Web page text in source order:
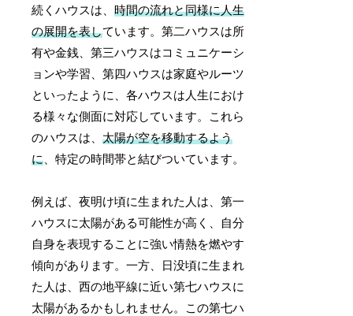
続くハウスは、時間の流れと同様に人生
の展開を表しています。第二ハウスは所
有や金銭、第三ハウスはコミュニケーシ
ョンや学習、第四ハウスは家庭やルーツ
といったように、各ハウスは人生におけ
る様々な側面に対応しています。これら
のハウスは、太陽が空を移動するよう
に 、特定の時間帯と結びついています。
例えば、夜明け頃に生まれた人は、第一
ハウスに太陽がある可能性が高く、自分
自身を表現することに強い情熱を燃やす
傾向があります。一方、日没頃に生まれ
た人は、西の地平線に近い第七ハウスに
太陽があるかもしれません。この第七ハ